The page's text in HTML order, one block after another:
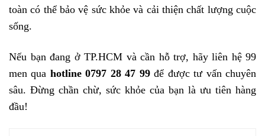
toàn có thể bảo vệ sức khỏe và cải thiện chất lượng cuộc
sống.
Nếu bạn đang ở TP.HCM và cần hỗ trợ, hãy liên hệ 99
men qua hotline 0797 28 47 99để được tư vấn chuyên
sâu. Đừng chần chừ, sức khỏe của bạn là ưu tiên hàng
đầu!